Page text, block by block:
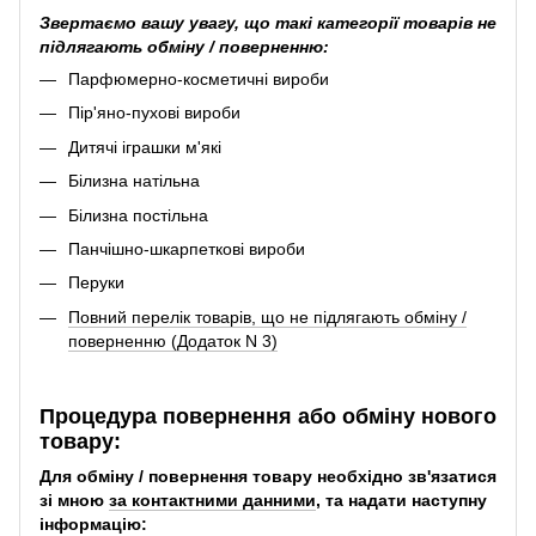
Звертаємо вашу увагу, що такі категорії товарів не
підлягають обміну / поверненню:
Парфюмерно-косметичні вироби
Пір'яно-пухові вироби
Дитячі іграшки м'які
Білизна натільна
Білизна постільна
Панчішно-шкарпеткові вироби
Перуки
Повний перелік товарів, що не підлягають обміну /
поверненню (Додаток N 3)
Процедура повернення або обміну нового
товару:
Для обміну / повернення товару необхідно зв'язатися
зі мною за контактними данними, та надати наступну
інформацію: